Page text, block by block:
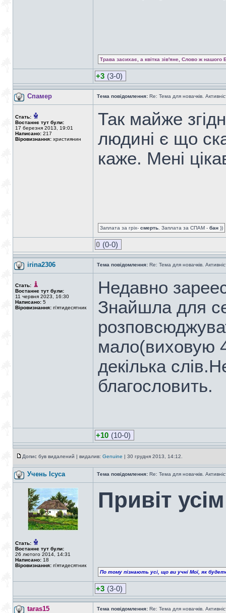
Трава засихає, а квітка зів'яне, Слово ж нашого
+3 (3-0)
Спамер Тема повідомлення: Re: Тема для новачків.
Стать:
Востаннє тут були:
17 березня 2013, 19:01
Написано: 217
Віровизнання: християнин
Так майже
людині є що
каже. Мені
Заплата за гріх- смерть . Заплата за СПАМ - бан ))
0 (0-0)
irina2306 Тема повідомлення: Re: Тема для новачків.
Стать:
Востаннє тут були:
11 червня 2023, 16:30
Написано: 5
Віровизнання: п'ятидесятник
Недавно
Знайшла для
мало(виховую
декiлька
благословить.
+10 (10-0)
Допис був видалений | видалив: Genuine | 30 грудня 2013, 14:12.
Учень Ісуса Тема повідомлення: Re: Тема для новачків.
Стать:
Востаннє тут були:
26 лютого 2014, 14:31
Написано: 18
Віровизнання: п'ятидесятник
Привіт
По тому пізнають усі, що ви учні Мої, як
+3 (3-0)
taras15 Тема повідомлення: Re: Тема для новачків.